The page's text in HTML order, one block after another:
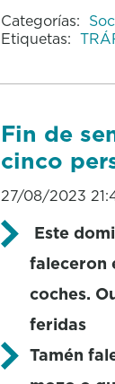
Categorías:
Etiquetas:
Fin de
cinco
27/08/2023
Este
faleceron
coches.
feridas
Tamén